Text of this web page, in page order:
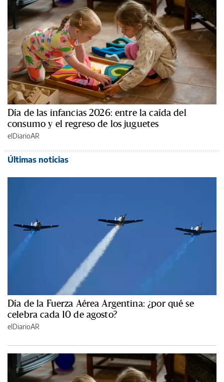
Día de las infancias 2026: entre la caída del
consumo y el regreso de los juguetes
elDiarioAR
Últimas noticias
Día de la Fuerza Aérea Argentina: ¿por qué se
celebra cada 10 de agosto?
elDiarioAR